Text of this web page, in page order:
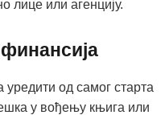
лице или агенцију.
уредити од самог старта
у вођењу књига или